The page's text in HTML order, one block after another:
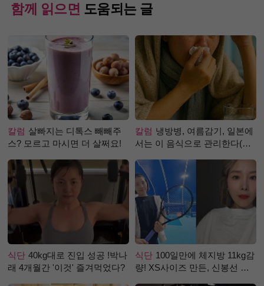
함께 읽으면 도움되는 글
칼럼 살빠지는 디톡스 빼빼주
스? 모르고 마시면 더 살쩌요!
칼럼 냉방병, 여름감기, 일본에
서는 이 음식으로 관리한다(생
식단 40kg대로 진입 성공 !박나
래 4개월간 '이것' 즐겨먹었다?
식단 100일만에 체지방 11kg감
량! XS사이즈 만든, 신봉선 식